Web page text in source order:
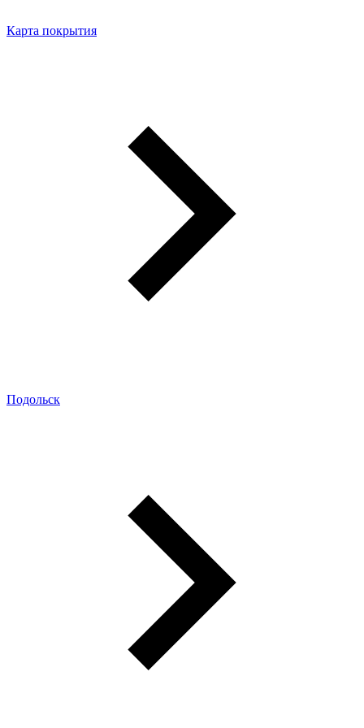
Карта покрытия
Подольск